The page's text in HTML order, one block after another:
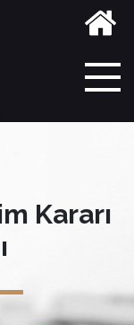
Kararı